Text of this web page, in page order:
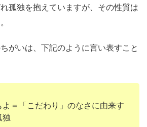
孤独を抱えていますが、その性質は
がいは、下記のように言い表すこと
よ＝「こだわり」のなさに由来す
独